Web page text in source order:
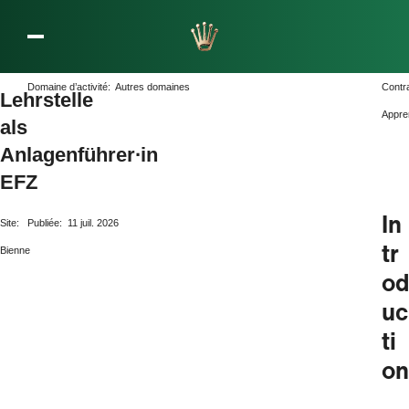
Lehrstelle
als
Anlagenführer∙in
EFZ
Domaine d’activité: Autres domaines
Site:
Bienne
Publiée: 11 juil. 2026
In
tr
od
uc
ti
on